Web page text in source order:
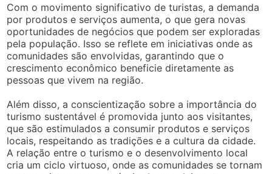
Com o movimento significativo de turistas, a demanda
por produtos e serviços aumenta, o que gera novas
oportunidades de negócios que podem ser exploradas
pela população. Isso se reflete em iniciativas onde as
comunidades são envolvidas, garantindo que o
crescimento econômico beneficie diretamente as
pessoas que vivem na região.
Além disso, a conscientização sobre a importância do
turismo sustentável é promovida junto aos visitantes,
que são estimulados a consumir produtos e serviços
locais, respeitando as tradições e a cultura da cidade.
A relação entre o turismo e o desenvolvimento local
cria um ciclo virtuoso, onde as comunidades se tornam